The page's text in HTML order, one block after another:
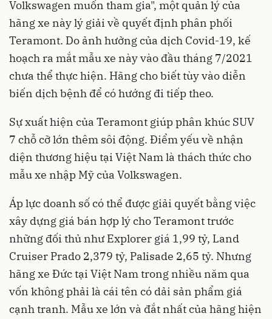
Volkswagen muốn tham gia", một quản lý của
hãng xe này lý giải về quyết định phân phối
Teramont. Do ảnh hưởng của dịch Covid-19, kế
hoạch ra mắt mẫu xe này vào đầu tháng 7/2021
chưa thể thực hiện. Hãng cho biết tùy vào diễn
biến dịch bệnh để có hướng đi tiếp theo.
Sự xuất hiện của Teramont giúp phân khúc SUV
7 chỗ cỡ lớn thêm sôi động. Điểm yếu về nhận
diện thương hiệu tại Việt Nam là thách thức cho
mẫu xe nhập Mỹ của Volkswagen.
Áp lực doanh số có thể được giải quyết bằng việc
xây dựng giá bán hợp lý cho Teramont trước
những đối thủ như Explorer giá 1,99 tỷ, Land
Cruiser Prado 2,379 tỷ, Palisade 2,65 tỷ. Nhưng
hãng xe Đức tại Việt Nam trong nhiều năm qua
vốn không phải là cái tên có dải sản phẩm giá
cạnh tranh. Mẫu xe lớn và đắt nhất của hãng hiện